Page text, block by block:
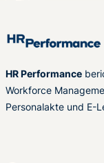
HR Performance
Workforce
Personalakte und E-